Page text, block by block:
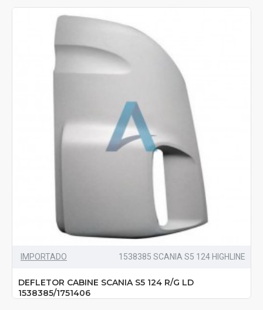
IMPORTADO 1538385 SCANIA S5 124 HIGHLINE
DEFLETOR CABINE SCANIA S5 124 R/G LD
1538385/1751406